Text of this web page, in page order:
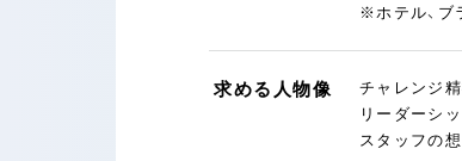
※ホテル、ブ
求める人物像
チャレンジ
リーダーシ
スタッフの